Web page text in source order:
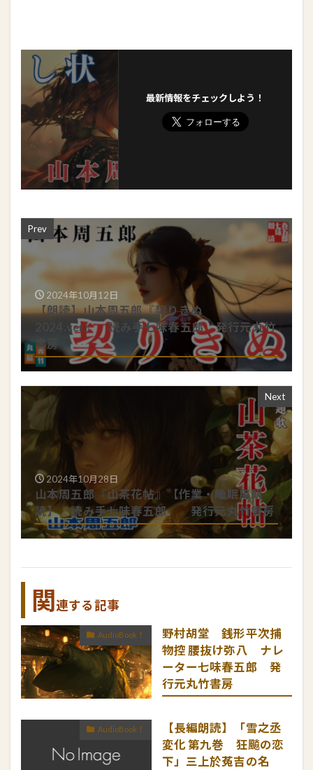
最新情報をチェックしよう！
Prev
2024年10月12日
【朗読】山本周五郎『契りきぬ
2024.ver』 読み手七味春五郎 発行元丸竹
書房
Next
2024年10月28日
山本周五郎『山茶花帖』【作業・睡眠用朗
読】 読み手七味春五郎 発行元丸竹書房
関 連する記事
AudioBook！
野村胡堂 銭形平次捕
物控 腰抜け弥八 ナレ
ーター七味春五郎 発
行元丸竹書房
AudioBook！
【長編朗読】「雪之丞
変化 第九巻 狂飈の恋
下」三上於菟吉の名